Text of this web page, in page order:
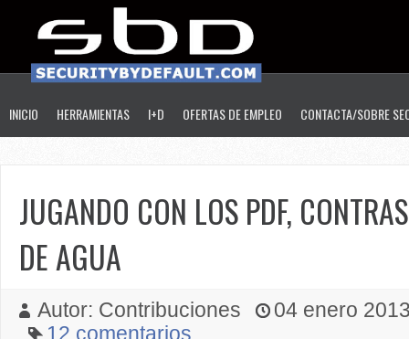
INICIO HERRAMIENTAS I+D OFERTAS DE EMPLEO CONTACTA/SOBRE
JUGANDO CON LOS PDF,
DE AGUA
Autor: Contribuciones
04 enero
12 comentarios